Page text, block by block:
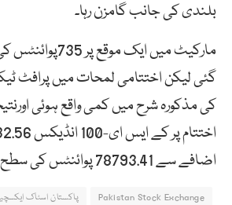
بلندی کی جانب گامزن رہا۔
مارکیٹ میں ایک
گئی لیکن اختتامی لمحات میں پرافٹ
کی مذکورہ شرح میں کمی واقع ہوئی
اضافے سے 78793.41 پوائنٹس کی سطح پر بند ہوا۔
Pakistan Stock Exchange پاکستان اسٹاک